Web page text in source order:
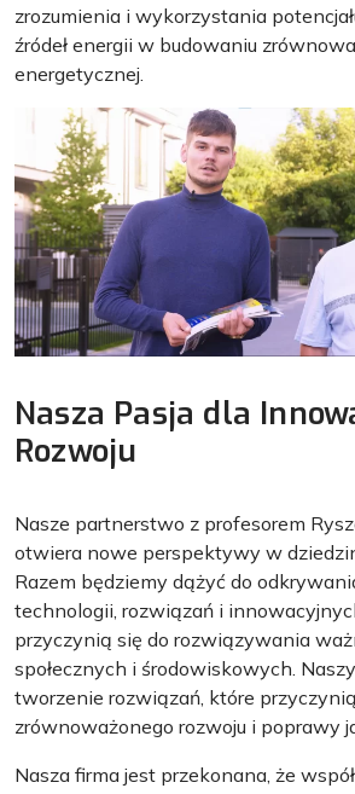
zrozumienia i wykorzystania
źródeł energii w budowaniu
energetycznej.
Nasza Pasja dla
Rozwoju
Nasze partnerstwo z profesorem
otwiera nowe perspektywy w
Razem będziemy dążyć do
technologii, rozwiązań i
przyczynią się do rozwiązywania
społecznych i środowiskowych.
tworzenie rozwiązań, które
zrównoważonego rozwoju i poprawy
Nasza firma jest przekonana, że